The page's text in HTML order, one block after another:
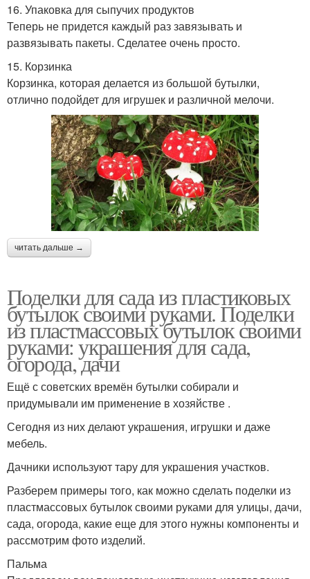
16. Упаковка для сыпучих продуктов
Теперь не придется каждый раз завязывать и
развязывать пакеты. Сделатее очень просто.
15. Корзинка
Корзинка, которая делается из большой бутылки,
отлично подойдет для игрушек и различной мелочи.
читать дальше →
Поделки для сада из пластиковых
бутылок своими руками. Поделки
из пластмассовых бутылок своими
руками: украшения для сада,
огорода, дачи
Ещё с советских времён бутылки собирали и
придумывали им применение в хозяйстве .
Сегодня из них делают украшения, игрушки и даже
мебель.
Дачники используют тару для украшения участков.
Разберем примеры того, как можно сделать поделки из
пластмассовых бутылок своими руками для улицы, дачи,
сада, огорода, какие еще для этого нужны компоненты и
рассмотрим фото изделий.
Пальма